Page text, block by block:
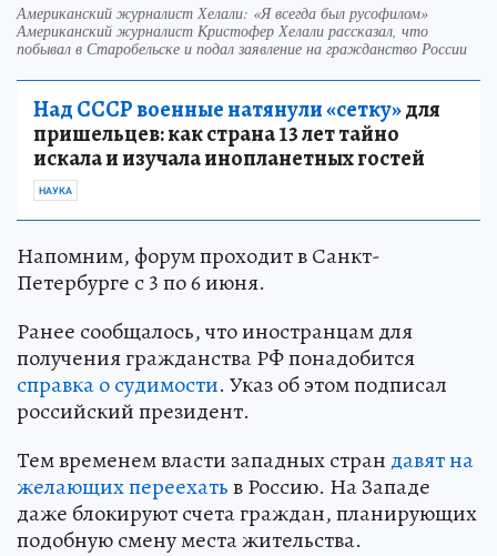
Американский журналист Хелали: «Я всегда был русофилом»
Американский журналист Кристофер Хелали рассказал, что
побывал в Старобельске и подал заявление на гражданство России
Над СССР военные натянули «сетку»для
пришельцев: как страна 13 лет тайно
искала и изучала инопланетных гостей
НАУКА
Напомним, форум проходит в Санкт-
Петербурге с 3 по 6 июня.
Ранее сообщалось, что иностранцам для
получения гражданства РФ понадобится
справка о судимости. Указ об этом подписал
российский президент.
Тем временем власти западных стран давят на
желающих переехатьв Россию. На Западе
даже блокируют счета граждан, планирующих
подобную смену места жительства.